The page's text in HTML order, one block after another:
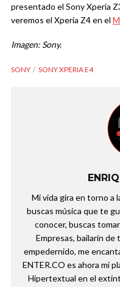
presentado el Sony Xperia
veremos el Xperia Z4 en el
Imagen: Sony.
SONY SONY XPERIA E4
Mi vida gira en torno a
buscas música que te
conocer, buscas
Empresas, bailarín de
empedernido, me
ENTER.CO es ahora mi
Hipertextual en el